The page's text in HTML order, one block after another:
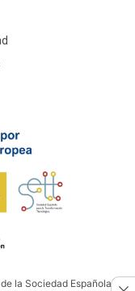
la Sociedad Española